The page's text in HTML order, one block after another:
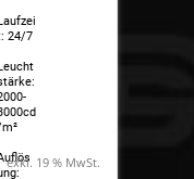
Laufzei
24/7
Leucht
exkl. 19 % MwSt.